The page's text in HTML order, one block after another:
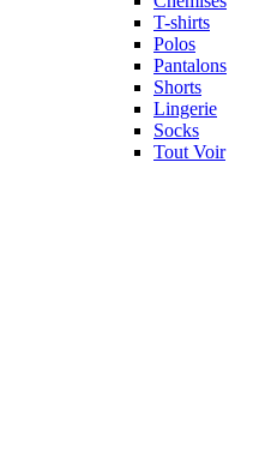
T-shirts
Polos
Pantalons
Shorts
Lingerie
Socks
Tout Voir